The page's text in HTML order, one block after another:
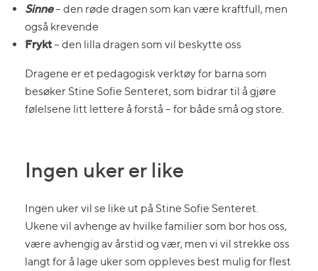
Sinne– den røde dragen som kan være kraftfull, men
også krevende
Frykt– den lilla dragen som vil beskytte oss
Dragene er et pedagogisk verktøy for barna som
besøker Stine Sofie Senteret, som bidrar til å gjøre
følelsene litt lettere å forstå – for både små og store.
Ingen uker er like
Ingen uker vil se like ut på Stine Sofie Senteret.
Ukene vil avhenge av hvilke familier som bor hos oss,
være avhengig av årstid og vær, men vi vil strekke oss
langt for å lage uker som oppleves best mulig for flest